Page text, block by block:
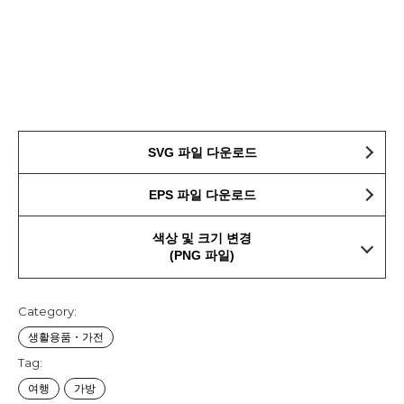
SVG 파일 다운로드
EPS 파일 다운로드
색상 및 크기 변경
(PNG 파일)
Category:
생활용품・가전
Tag:
여행 가방